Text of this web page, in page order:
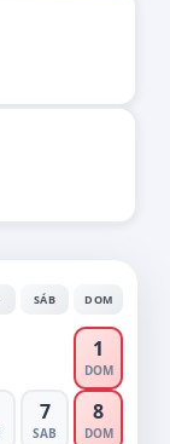
SÁB DOM
1
DOM
7
SAB
8
DOM